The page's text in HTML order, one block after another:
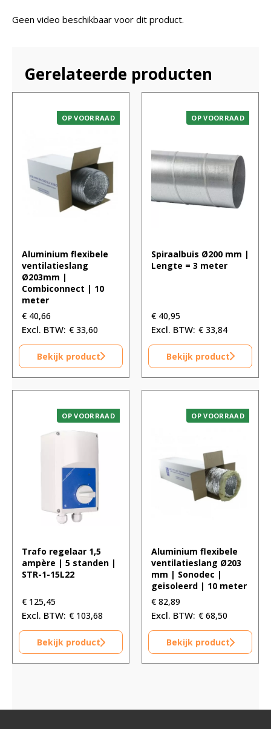
Geen video beschikbaar voor dit product.
Gerelateerde producten
OP VOORRAAD
Aluminium flexibele
ventilatieslang
Ø203mm |
Combiconnect | 10
meter
€ 40,66
€ 33,60
Bekijk product
OP VOORRAAD
Spiraalbuis Ø200 mm |
Lengte = 3 meter
€ 40,95
€ 33,84
Bekijk product
OP VOORRAAD
Trafo regelaar 1,5
ampère | 5 standen |
STR-1-15L22
€ 125,45
€ 103,68
Bekijk product
OP VOORRAAD
Aluminium flexibele
ventilatieslang Ø203
mm | Sonodec |
geisoleerd | 10 meter
€ 82,89
€ 68,50
Bekijk product